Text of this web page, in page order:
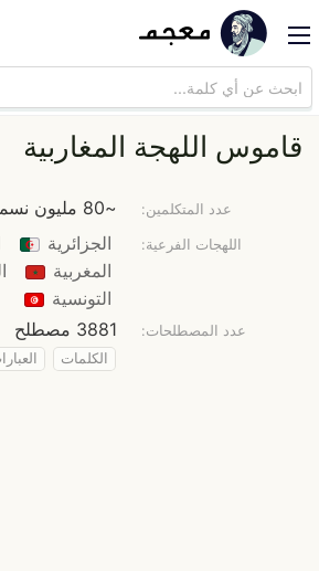
قاموس اللهجة المغاربية
عدد المتكلمين: ~80 مليون نسمة
اللهجات الفرعية: الجزائرية
المغربية
التونسية
عدد المصطلحات: 3881 مصطلح
الكلمات